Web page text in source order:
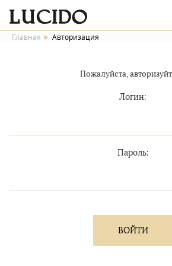
Главная Авторизация
Пожалуйста,
Логин:
Пароль: